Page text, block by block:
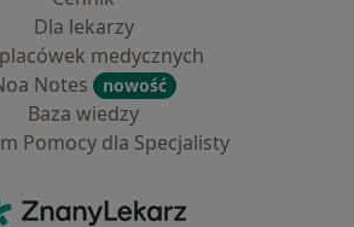
Dla lekarzy
medycznych
Notes
nowość
Baza wiedzy
Pomocy dla Specjalisty
ZnanyLekarz - Strona główna